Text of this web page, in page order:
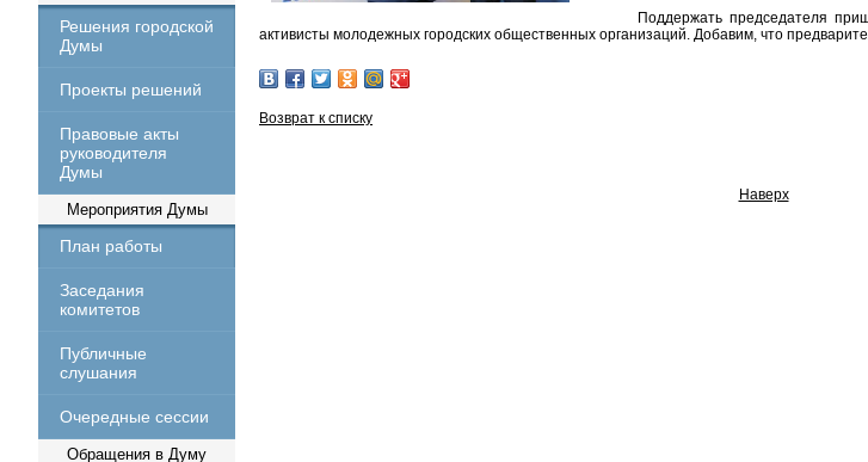
Решения городской
Думы
Проекты решений
Правовые акты
руководителя
Думы
Мероприятия Думы
План работы
Заседания
комитетов
Публичные
слушания
Очередные сессии
Обращения в Думу
Поддержать председателя
активисты молодежных городских общественных организаций. Добавим, что
Возврат к списку
Наверх